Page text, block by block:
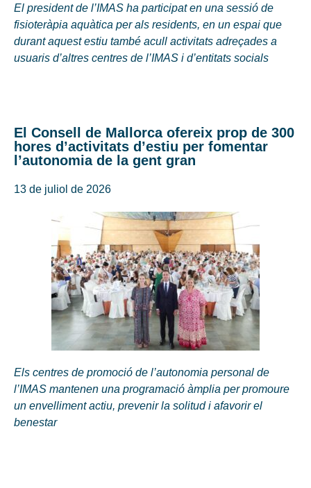
El president de l’IMAS ha participat en una sessió de
fisioteràpia aquàtica per als residents, en un espai que
durant aquest estiu també acull activitats adreçades a
usuaris d’altres centres de l’IMAS i d’entitats socials
El Consell de Mallorca ofereix prop de 300
hores d’activitats d’estiu per fomentar
l’autonomia de la gent gran
13 de juliol de 2026
Els centres de promoció de l’autonomia personal de
l’IMAS mantenen una programació àmplia per promoure
un envelliment actiu, prevenir la solitud i afavorir el
benestar